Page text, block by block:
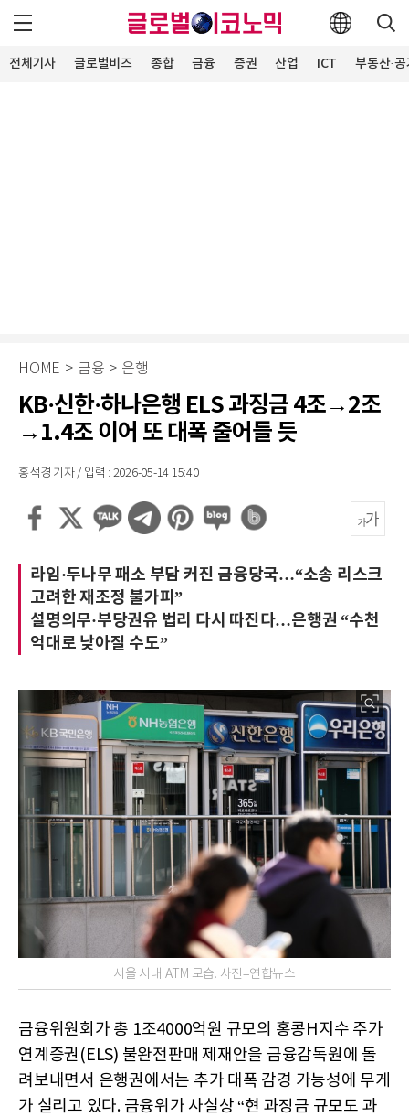
전체기사 글로벌비즈 종합 금융 증권 산업 ICT 부동산·
HOME > 금융 > 은행
KB·신한·하나은행 ELS 과징금 4조→2조
→1.4조 이어 또 대폭 줄어들 듯
홍석경 기자 / 입력 : 2026-05-14 15:40
라임·두나무 패소 부담 커진 금융당국…“소송 리스크
고려한 재조정 불가피”
설명의무·부당권유 법리 다시 따진다…은행권 “수천
억대로 낮아질 수도”
서울 시내 ATM 모습. 사진=연합뉴스
금융위원회가 총 1조4000억원 규모의 홍콩H지수 주가
연계증권(ELS) 불완전판매 제재안을 금융감독원에 돌
려보내면서 은행권에서는 추가 대폭 감경 가능성에 무게
가 실리고 있다. 금융위가 사실상 “현 과징금 규모도 과